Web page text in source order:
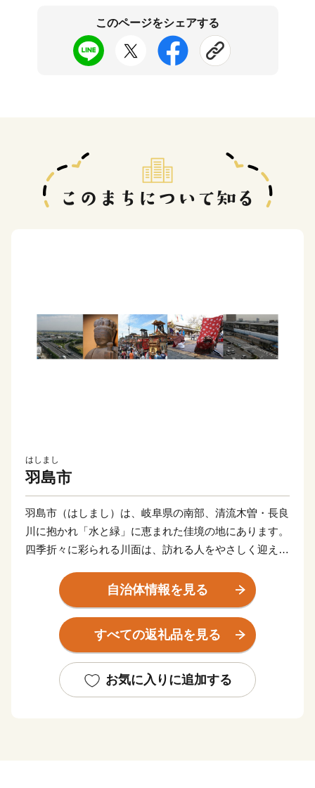
このページをシェアする
はしまし
羽島市
羽島市（はしまし）は、岐阜県の南部、清流木曽・長良
川に抱かれ「水と緑」に恵まれた佳境の地にあります。
四季折々に彩られる川面は、訪れる人をやさしく迎えて
東海道新幹線岐阜羽島駅、名神高速道路岐阜羽島インタ
ーチェンジを併せ持つ「岐阜県の表玄関」羽島市は、こ
のような自然豊かな地で、交通の要衝としても大きく発
展しています。
く、注目される都市の一つとして数えられています。
自治体情報を見る
すべての返礼品を見る
お気に入りに追加する